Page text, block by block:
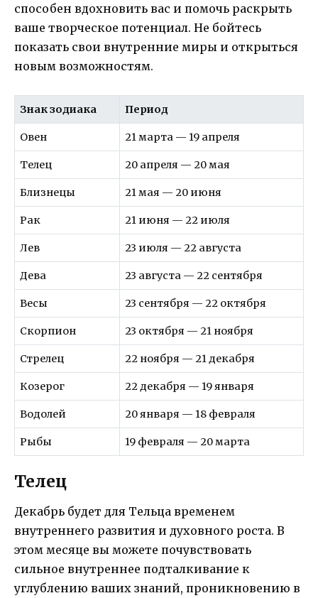
способен вдохновить вас и помочь раскрыть
ваше творческое потенциал. Не бойтесь
показать свои внутренние миры и открыться
новым возможностям.
Знак зодиака Период
Овен 21 марта — 19 апреля
Телец 20 апреля — 20 мая
Близнецы 21 мая — 20 июня
Рак 21 июня — 22 июля
Лев 23 июля — 22 августа
Дева 23 августа — 22 сентября
Весы 23 сентября — 22 октября
Скорпион 23 октября — 21 ноября
Стрелец 22 ноября — 21 декабря
Козерог 22 декабря — 19 января
Водолей 20 января — 18 февраля
Рыбы 19 февраля — 20 марта
Телец
Декабрь будет для Тельца временем
внутреннего развития и духовного роста. В
этом месяце вы можете почувствовать
сильное внутреннее подталкивание к
углублению ваших знаний, проникновению в